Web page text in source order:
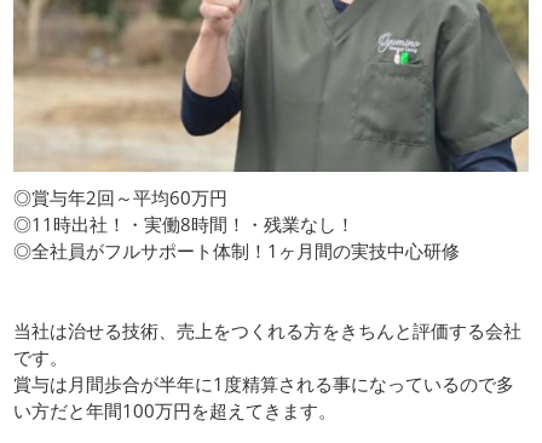
◎賞与年2回～平均60万円
◎11時出社！・実働8時間！・残業なし！
◎全社員がフルサポート体制！1ヶ月間の実技中心研修
当社は治せる技術、売上をつくれる方をきちんと評価する会社
です。
賞与は月間歩合が半年に1度精算される事になっているので多
い方だと年間100万円を超えてきます。